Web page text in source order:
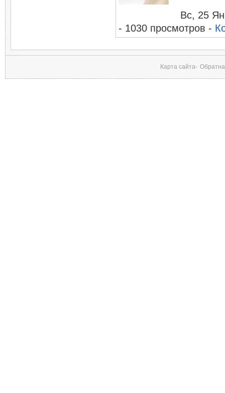
Вc, 25
- 1030 просмотров -
Карта сайта-